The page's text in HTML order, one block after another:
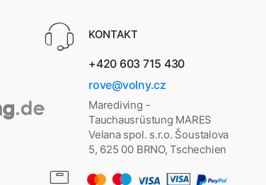
KONTAKT
+420 603 715 430
rove@volny.cz
Marediving -
Tauchausrüstung MARES
Velana spol. s.r.o. Šoustalova
5, 625 00 BRNO, Tschechien